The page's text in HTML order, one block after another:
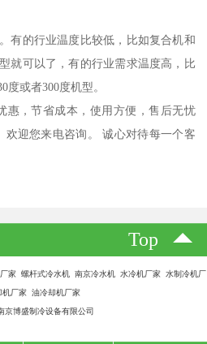
有的行业温度比较低，比如复合机和
就可以了，有的行业需求温度高，比
或者300度机型。
惠，节省成本，使用方便，售后无忧
欢迎您来电咨询。 诚心对待每一个客
Top
家 螺杆式冷水机 南京冷水机 水冷机厂家 水制冷机厂
厂家 油冷却机厂家
京博盛制冷设备有限公司